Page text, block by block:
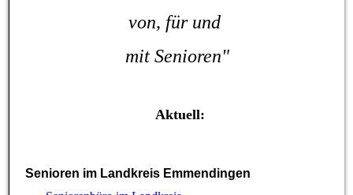
von, für und
mit Senioren"
Aktuell:
Senioren im Landkreis Emmendingen